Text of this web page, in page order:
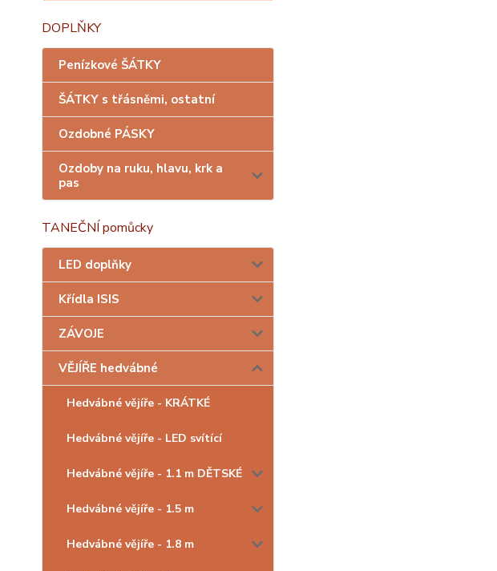
DOPLŇKY
Penízkové ŠÁTKY
ŠÁTKY s třásněmi, ostatní
Ozdobné PÁSKY
Ozdoby na ruku, hlavu, krk a
pas
TANEČNÍ pomůcky
LED doplňky
Křídla ISIS
ZÁVOJE
VĚJÍŘE hedvábné
Hedvábné vějíře - KRÁTKÉ
Hedvábné vějíře - LED svítící
Hedvábné vějíře - 1.1 m DĚTSKÉ
Hedvábné vějíře - 1.5 m
Hedvábné vějíře - 1.8 m